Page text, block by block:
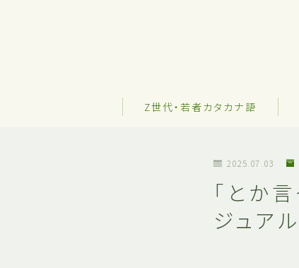
Z世代・若者カタカナ語
2025.07.03
「とか
ジュア